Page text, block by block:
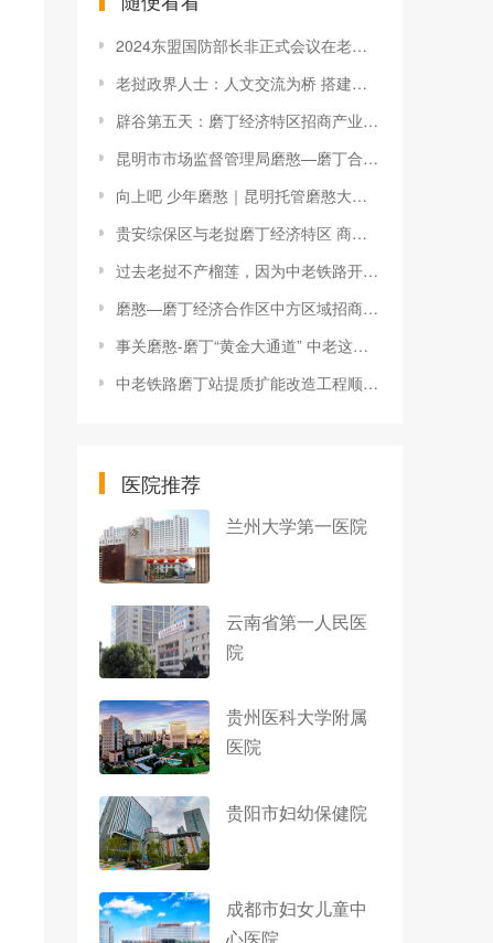
2024东盟国防部长非正式会议在老挝举行
老挝政界人士：人文交流为桥 搭建多领域合作新平台
辟谷第五天：磨丁经济特区招商产业及政策
昆明市市场监督管理局磨憨—磨丁合作区分局：五个“聚焦”立标杆
向上吧 少年磨憨｜昆明托管磨憨大事记
贵安综保区与老挝磨丁经济特区 商谈合作
过去老挝不产榴莲，因为中老铁路开通，竟然成了榴莲生产国……
磨憨—磨丁经济合作区中方区域招商引资优惠政策出台
事关磨憨-磨丁“黄金大通道” 中老这场国际道路运输会深化合作
中老铁路磨丁站提质扩能改造工程顺利完成
医院推荐
兰州大学第一医院
云南省第一人民医
院
贵州医科大学附属
医院
贵阳市妇幼保健院
成都市妇女儿童中
心医院